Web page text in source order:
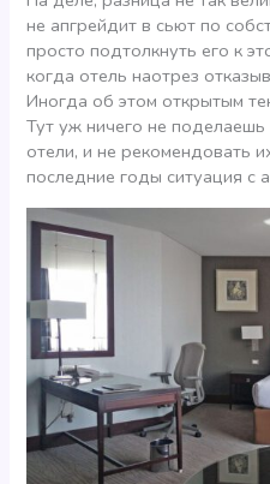
не апгрейдит в сьют по
просто подтолкнуть его к
когда отель наотрез
Иногда об этом открытым
Тут уж ничего не поделаешь
отели, и не рекомендовать
последние годы ситуация с